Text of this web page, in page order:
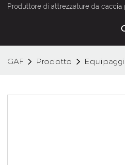
Produttore di attrezzature da
GAF Prodotto